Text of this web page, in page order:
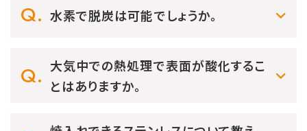
水素で脱炭は可能でしょうか。
大気中での熱処理で表面が酸化するこ
とはありますか。